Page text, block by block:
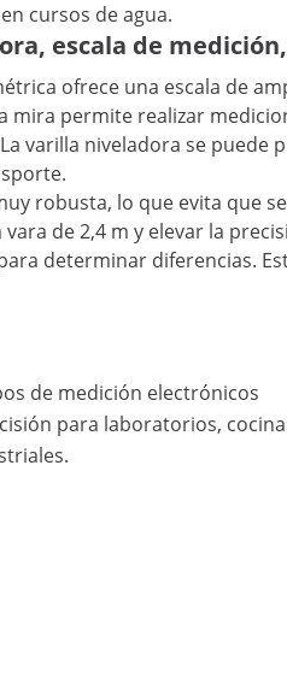
cursos de agua.
escala de
ofrece una escala de
permite realizar
varilla niveladora se
robusta, lo que evita que
de 2,4 m y elevar la
determinar diferencias.
de medición electrónicos
para laboratorios,